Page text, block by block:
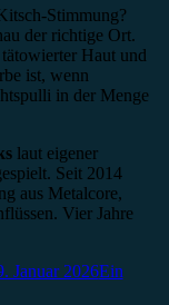
Stimmung?
der richtige Ort.
Haut und
ist, wenn
in der Menge
laut eigener
Seit 2014
aus Metalcore,
Vier Jahre
Januar 2026Ein